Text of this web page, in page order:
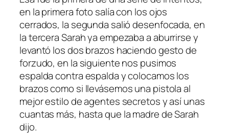
en la primera foto salía con los ojos
cerrados, la segunda salió desenfocada, en
la tercera Sarah ya empezaba a aburrirse y
levantó los dos brazos haciendo gesto de
forzudo, en la siguiente nos pusimos
espalda contra espalda y colocamos los
brazos como si llevásemos una pistola al
mejor estilo de agentes secretos y así unas
cuantas más, hasta que la madre de Sarah
dijo.